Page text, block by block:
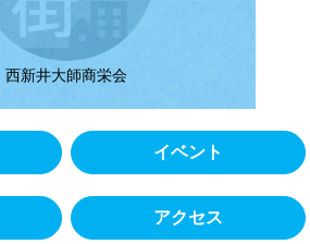
西新井大師商栄会
イベント
アクセス